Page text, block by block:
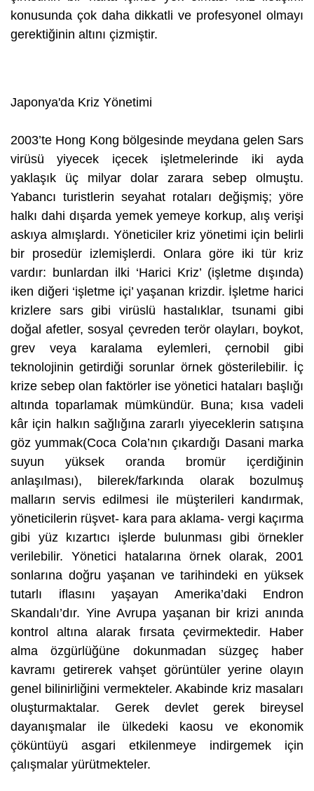
konusunda çok daha dikkatli ve profesyonel olmayı
gerektiğinin altını çizmiştir.
Japonya'da Kriz Yönetimi
2003’te Hong Kong bölgesinde meydana gelen Sars
virüsü yiyecek içecek işletmelerinde iki ayda
yaklaşık üç milyar dolar zarara sebep olmuştu.
Yabancı turistlerin seyahat rotaları değişmiş; yöre
halkı dahi dışarda yemek yemeye korkup, alış verişi
askıya almışlardı. Yöneticiler kriz yönetimi için belirli
bir prosedür izlemişlerdi. Onlara göre iki tür kriz
vardır: bunlardan ilki ‘Harici Kriz’ (işletme dışında)
iken diğeri ‘işletme içi’ yaşanan krizdir. İşletme harici
krizlere sars gibi virüslü hastalıklar, tsunami gibi
doğal afetler, sosyal çevreden terör olayları, boykot,
grev veya karalama eylemleri, çernobil gibi
teknolojinin getirdiği sorunlar örnek gösterilebilir. İç
krize sebep olan faktörler ise yönetici hataları başlığı
altında toparlamak mümkündür. Buna; kısa vadeli
kâr için halkın sağlığına zararlı yiyeceklerin satışına
göz yummak(Coca Cola’nın çıkardığı Dasani marka
suyun yüksek oranda bromür içerdiğinin
anlaşılması), bilerek/farkında olarak bozulmuş
malların servis edilmesi ile müşterileri kandırmak,
yöneticilerin rüşvet- kara para aklama- vergi kaçırma
gibi yüz kızartıcı işlerde bulunması gibi örnekler
verilebilir. Yönetici hatalarına örnek olarak, 2001
sonlarına doğru yaşanan ve tarihindeki en yüksek
tutarlı iflasını yaşayan Amerika’daki Endron
Skandalı’dır. Yine Avrupa yaşanan bir krizi anında
kontrol altına alarak fırsata çevirmektedir. Haber
alma özgürlüğüne dokunmadan süzgeç haber
kavramı getirerek vahşet görüntüler yerine olayın
genel bilinirliğini vermekteler. Akabinde kriz masaları
oluşturmaktalar. Gerek devlet gerek bireysel
dayanışmalar ile ülkedeki kaosu ve ekonomik
çöküntüyü asgari etkilenmeye indirgemek için
çalışmalar yürütmekteler.